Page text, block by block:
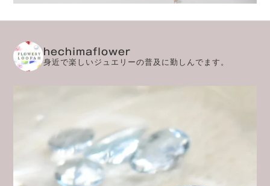
hechimaflower
身近で楽しいジュエリーの普及に勤しんでます。